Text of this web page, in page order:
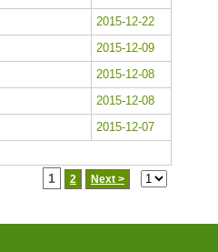
2015-12-22
2015-12-09
2015-12-08
2015-12-08
2015-12-07
1
2 Next >